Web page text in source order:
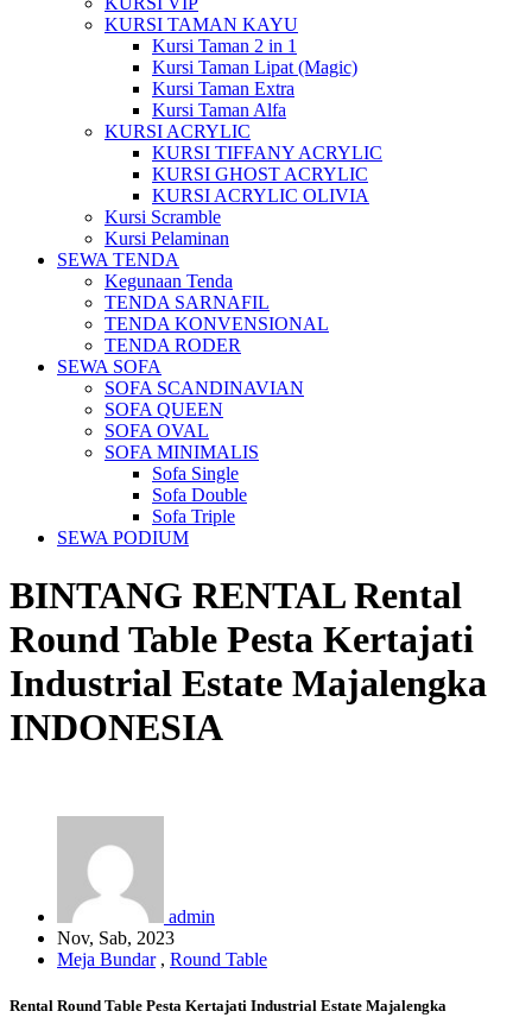
KURSI TAMAN KAYU
Kursi Taman 2 in 1
Kursi Taman Lipat (Magic)
Kursi Taman Extra
Kursi Taman Alfa
KURSI ACRYLIC
KURSI TIFFANY ACRYLIC
KURSI GHOST ACRYLIC
KURSI ACRYLIC OLIVIA
Kursi Scramble
Kursi Pelaminan
SEWA TENDA
Kegunaan Tenda
TENDA SARNAFIL
TENDA KONVENSIONAL
TENDA RODER
SEWA SOFA
SOFA SCANDINAVIAN
SOFA QUEEN
SOFA OVAL
SOFA MINIMALIS
Sofa Single
Sofa Double
Sofa Triple
SEWA PODIUM
BINTANG RENTALRental
Round Table Pesta Kertajati
Industrial Estate Majalengka
INDONESIA
admin
Nov, Sab, 2023
Meja Bundar, Round Table
Rental Round Table Pesta Kertajati Industrial Estate Majalengka